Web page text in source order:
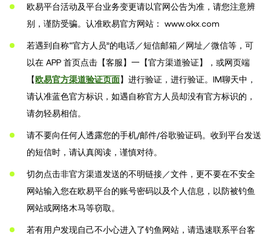
欧易平台活动及平台业务变更请以官网公告为准，请您注意辨
别，谨防受骗。认准欧易官方网站： www.okx.com
若遇到自称“官方人员”的电话／短信邮箱／网址／微信等，可
以在 APP 首页点击【客服】一【官方渠道验证】，或网页端
【欧易官方渠道验证页面】进行验证，进行验证。IM聊天中，
请认准蓝色官方标识，如遇自称官方人员却没有官方标识的，
请勿轻易相信。
请不要向任何人透露您的手机/邮件/谷歌验证码。收到平台发送
的短信时，请认真阅读，谨慎对待。
切勿点击非官方渠道发送的不明链接／文件，更不要在不安全
网站输入您在欧易平台的账号密码以及个人信息，以防被钓鱼
网站或网络木马等窃取。
若有用户发现自己不小心进入了钓鱼网站，请迅速联系平台客